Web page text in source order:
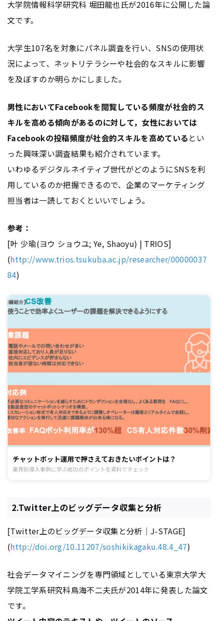
大学院情報科学研究科 堀田龍也氏が2016年に公開した論
文です。
大学生107名を対象にパネル調査を行い、SNSの使用状
況によって、ネットリテラシーや社会的なスキルに影響
を及ぼすのか明らかにしました。
男性においてFacebookを閲覧している頻度が社会的ス
キルを高める傾向があるのに対して，女性においては
Facebookの投稿頻度が社会的スキルを高めている とい
った興味深い調査結果も紹介されています。
いわゆるデジタルネイティブ世代がどのようにSNSを利
用しているのか把握できるので、企業のマーケティング
担当者は一読しておくといいでしょう。
参考：
[叶 少瑜(ヨウ ショウユ; Ye, Shaoyu) | TRIOS]
(http://www.trios.tsukuba.ac.jp/researcher/00000037
84)
チャットボット運用で押さえておきたいポイントは？
業界別導入事例に学ぶ成功のポイントを資料でチェック
2.Twitter上のビッグデータ収集と分析
[Twitter上のビッグデータ収集と分析｜J-STAGE]
(http://doi.org/10.11207/soshikikagaku.48.4_47)
社会データマイニングを専門領域としている東京大学大
学院工学系研究科鳥海不二夫氏が2014年に発表した論文
です。